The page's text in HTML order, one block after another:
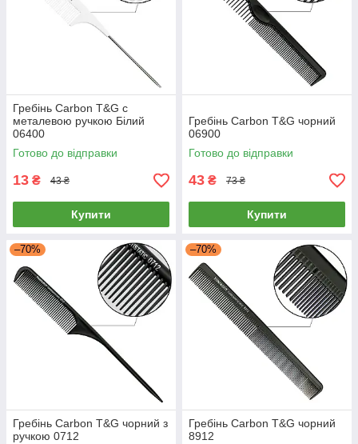
Гребінь Carbon T&G c
металевою ручкою Білий
06400
Готово до відправки
13 ₴ 43 ₴
Купити
Гребінь Carbon T&G чорний
06900
Готово до відправки
43 ₴ 73 ₴
Купити
–70%
Гребінь Carbon T&G чорний з
ручкою 0712
–70%
Гребінь Carbon T&G чорний
8912